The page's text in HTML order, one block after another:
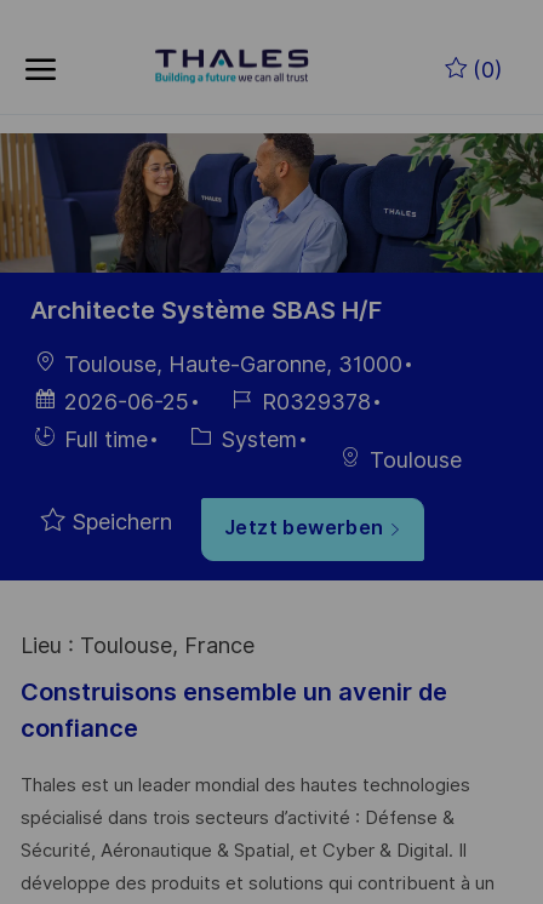
(0)
-
Architecte Système SBAS H/F
Ort
Toulouse, Haute-Garonne, 31000
Datum der
Veröffentlichung
2026-06-25
Job-
ID
R0329378
Einstellunngstyp
Full time Kategorie
System
Toulouse
Speichern Jetzt bewerben
Lieu : Toulouse, France
Construisons ensemble un avenir de
confiance
Thales est un leader mondial des hautes technologies
spécialisé dans trois secteurs d’activité : Défense &
Sécurité, Aéronautique & Spatial, et Cyber & Digital. Il
développe des produits et solutions qui contribuent à un